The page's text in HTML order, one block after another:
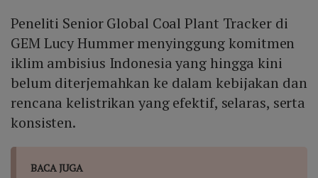
Peneliti Senior Global Coal Plant Tracker di
GEM Lucy Hummer menyinggung komitmen
iklim ambisius Indonesia yang hingga kini
belum diterjemahkan ke dalam kebijakan dan
rencana kelistrikan yang efektif, selaras, serta
konsisten.
BACA JUGA